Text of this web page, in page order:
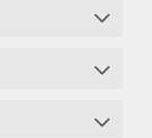


